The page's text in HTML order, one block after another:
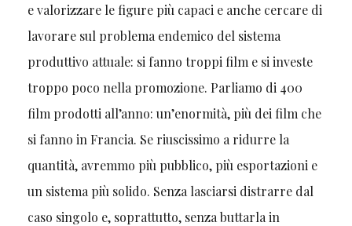
e valorizzare le figure più capaci e anche cercare di
lavorare sul problema endemico del sistema
produttivo attuale: si fanno troppi film e si investe
troppo poco nella promozione. Parliamo di 400
film prodotti all’anno: un’enormità, più dei film che
si fanno in Francia. Se riuscissimo a ridurre la
quantità, avremmo più pubblico, più esportazioni e
un sistema più solido. Senza lasciarsi distrarre dal
caso singolo e, soprattutto, senza buttarla in